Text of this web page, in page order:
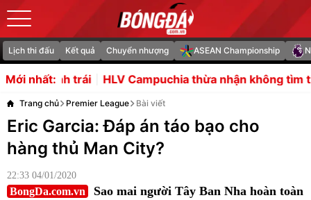
Lịch thi đấu Kết quả Chuyển nhượng ASEAN Championship
Mới nhất:
Campuchia thừa nhận không tìm thấy điểm yếu của
Trang chủ Premier League Bài viết
Eric Garcia: Đáp án táo bạo cho
hàng thủ Man City?
22:33 04/01/2020
BongDa.com.vn
Sao mai người Tây Ban Nha hoàn toàn